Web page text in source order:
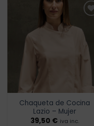
a la
lista de
deseos
Chaqueta de Cocina
Lazio – Mujer
39,50 € iva inc.